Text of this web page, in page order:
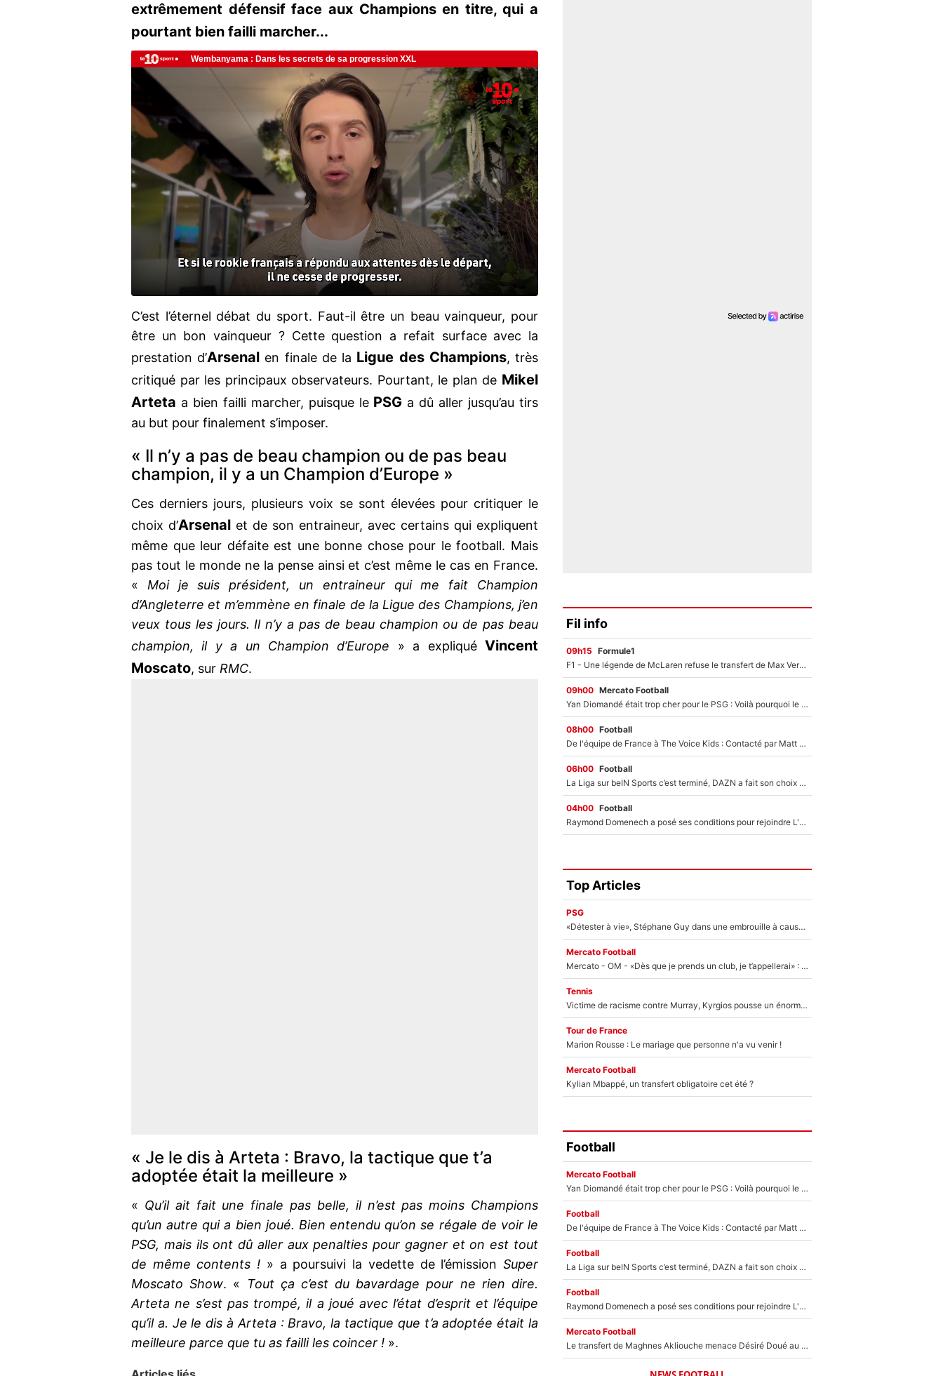
extrêmement défensif face aux Champions en titre, qui a
pourtant bien failli marcher...
C’est l’éternel débat du sport. Faut-il être un beau vainqueur, pour
être un bon vainqueur ? Cette question a refait surface avec la
prestation d’Arsenal en finale de la Ligue des Champions, très
critiqué par les principaux observateurs. Pourtant, le plan de Mikel
Arteta a bien failli marcher, puisque le PSG a dû aller jusqu’au tirs
au but pour finalement s’imposer.
« Il n’y a pas de beau champion ou de pas beau
champion, il y a un Champion d’Europe »
Ces derniers jours, plusieurs voix se sont élevées pour critiquer le
choix d’Arsenal et de son entraineur, avec certains qui expliquent
même que leur défaite est une bonne chose pour le football. Mais
pas tout le monde ne la pense ainsi et c’est même le cas en France.
« Moi je suis président, un entraineur qui me fait Champion
d’Angleterre et m’emmène en finale de la Ligue des Champions, j’en
veux tous les jours. Il n’y a pas de beau champion ou de pas beau
champion, il y a un Champion d’Europe » a expliquéVincent
Moscato, sur RMC.
« Je le dis à Arteta : Bravo, la tactique que t’a
adoptée était la meilleure »
« Qu’il ait fait une finale pas belle, il n’est pas moins Champions
qu’un autre qui a bien joué. Bien entendu qu’on se régale de voir le
PSG, mais ils ont dû aller aux penalties pour gagner et on est tout
de même contents ! » a poursuivi la vedette de l’émissionSuper
Moscato Show. «
Tout ça c’est du bavardage pour ne rien dire.
Arteta ne s’est pas trompé, il a joué avec l’état d’esprit et l’équipe
qu’il a. Je le dis à Arteta : Bravo, la tactique que t’a adoptée était la
meilleure parce que tu as failli les coincer ! ».
Fil info
09h15 Formule1
F1 - Une légende de McLaren refuse le transfert de Max Verstappen qui pourrait «faire des vagues» et plomber l'ambiance dans l'équipe
09h00 Mercato Football
Yan Diomandé était trop cher pour le PSG : Voilà pourquoi le Real Madrid a accepté de payer la somme record de 140M€ pour boucler son transfert !
08h00 Football
De l'équipe de France à The Voice Kids : Contacté par Matt Pokora, Kylian Mbappé a accepté de jouer un rôle inédit sur TF1 !
06h00 Football
La Liga sur beIN Sports c’est terminé, DAZN a fait son choix pour Benjamin Da Silva et Omar Da Fonseca !
04h00 Football
Raymond Domenech a posé ses conditions pour rejoindre L'EQUIPE du Soir : Il refuse de faire l'émission avec un autre chroniqueur !
Top Articles
PSG
«Détester à vie», Stéphane Guy dans une embrouille à cause du PSG !
Mercato Football
Mercato - OM - «Dès que je prends un club, je t’appellerai» : La promesse de Marcelino au moment de claquer la porte
Tennis
Victime de racisme contre Murray, Kyrgios pousse un énorme coup de gueule !
Tour de France
Marion Rousse : Le mariage que personne n'a vu venir !
Mercato Football
Kylian Mbappé, un transfert obligatoire cet été ?
Football
Mercato Football
Yan Diomandé était trop cher pour le PSG : Voilà pourquoi le Real Madrid a accepté de payer la somme record de 140M€ pour boucler son transfert !
Football
De l'équipe de France à The Voice Kids : Contacté par Matt Pokora, Kylian Mbappé a accepté de jouer un rôle inédit sur TF1 !
Football
La Liga sur beIN Sports c’est terminé, DAZN a fait son choix pour Benjamin Da Silva et Omar Da Fonseca !
Football
Raymond Domenech a posé ses conditions pour rejoindre L'EQUIPE du Soir : Il refuse de faire l'émission avec un autre chroniqueur !
Mercato Football
Le transfert de Maghnes Akliouche menace Désiré Doué au PSG : «Je valide à 200%»